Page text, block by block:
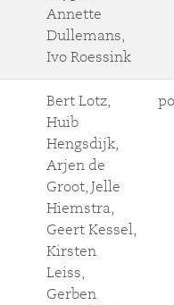
Annette
Dullemans,
Ivo Roessink
Bert Lotz,
Huib
Hengsdijk,
Arjen de
Groot, Jelle
Hiemstra,
Geert Kessel,
Kirsten
Leiss,
Gerben